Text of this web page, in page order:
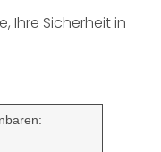
Ihre Sicherheit in